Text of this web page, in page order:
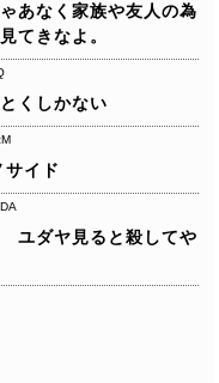
あなく家族や友人の為
てきなよ。
くしかない
サイド
ユダヤ見ると殺してや